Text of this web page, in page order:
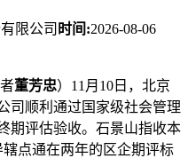
限公司 时间:2026-08-06
董芳忠）11月10日，北京
司顺利通过国家级社会管理
期评估验收。石景山指收本
辖点通在两年的区企期评标